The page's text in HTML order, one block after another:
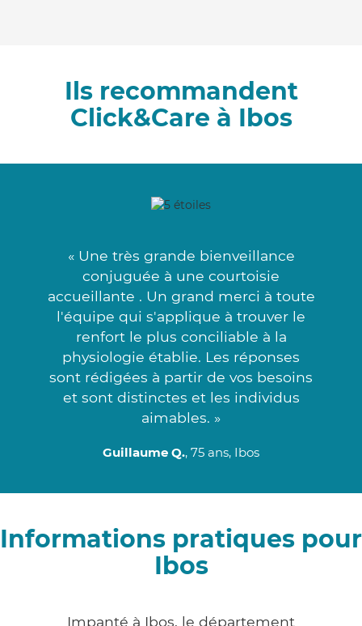
Ils recommandent
Click&Care à Ibos
« Une très grande bienveillance
conjuguée à une courtoisie
accueillante . Un grand merci à toute
l'équipe qui s'applique à trouver le
renfort le plus conciliable à la
physiologie établie. Les réponses
sont rédigées à partir de vos besoins
et sont distinctes et les individus
aimables. »
Guillaume Q., 75 ans, Ibos
Informations pratiques pour
Ibos
Impanté à Ibos, le département